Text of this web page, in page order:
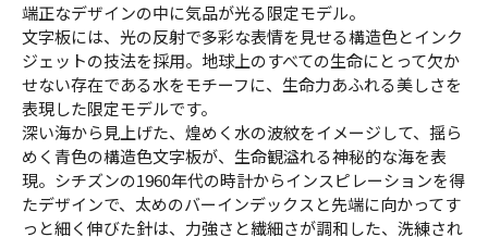
端正なデザインの中に気品が光る限定モデル。
文字板には、光の反射で多彩な表情を見せる構造色とインク
ジェットの技法を採用。地球上のすべての生命にとって欠か
せない存在である水をモチーフに、生命力あふれる美しさを
表現した限定モデルです。
深い海から見上げた、煌めく水の波紋をイメージして、揺ら
めく青色の構造色文字板が、生命観溢れる神秘的な海を表
現。シチズンの1960年代の時計からインスピレーションを得
たデザインで、太めのバーインデックスと先端に向かってす
っと細く伸びた針は、力強さと繊細さが調和した、洗練され